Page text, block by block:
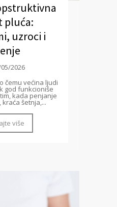
pluća:
uzroci i
2026
čemu većina ljudi
god funkcioniše
kada penjanje
šetnja,...
više